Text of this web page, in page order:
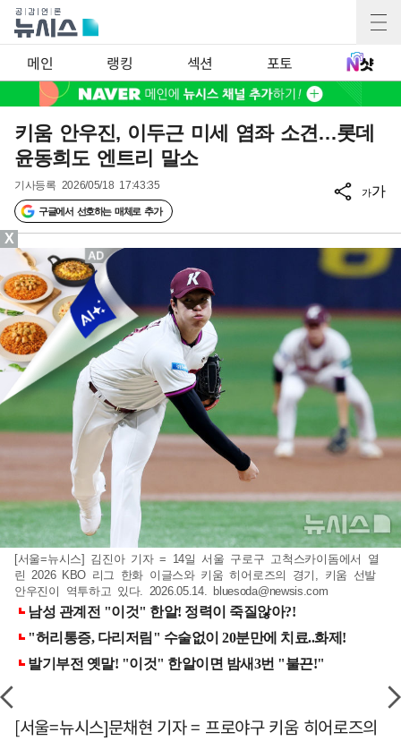
메인 랭킹 섹션 포토
키움 안우진, 이두근 미세 염좌 소견…롯데
윤동희도 엔트리 말소
기사등록 2026/05/18 17:43:35
구글에서 선호하는 매체로 추가
가가
[서울=뉴시스] 김진아 기자 = 14일 서울 구로구 고척스카이돔에서 열
린 2026 KBO 리그 한화 이글스와 키움 히어로즈의 경기, 키움 선발
안우진이 역투하고 있다. 2026.05.14.
bluesoda@newsis.com
[서울=뉴시스]문채현 기자 = 프로야구 키움 히어로즈의
X